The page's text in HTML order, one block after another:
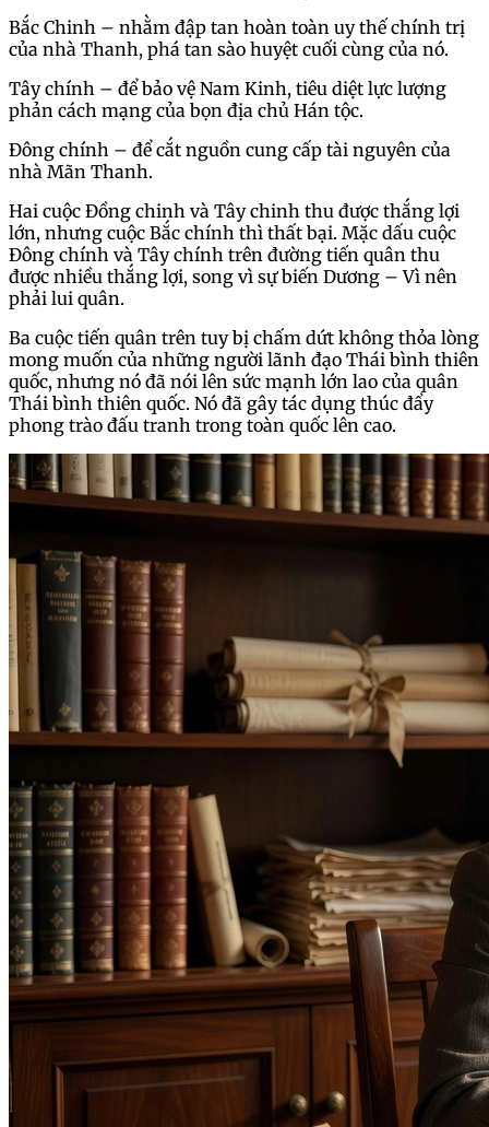
Bắc Chinh – nhằm đập tan hoàn toàn uy thế chính trị
của nhà Thanh, phá tan sào huyệt cuối cùng của nó.
Tây chính – để bảo vệ Nam Kinh, tiêu diệt lực lượng
phản cách mạng của bọn địa chủ Hán tộc.
Đông chính – để cắt nguồn cung cấp tài nguyên của
nhà Mãn Thanh.
Hai cuộc Đồng chinh và Tây chinh thu được thắng lợi
lớn, nhưng cuộc Bắc chính thì thất bại. Mặc dấu cuộc
Đông chính và Tây chính trên đường tiến quân thu
được nhiều thắng lợi, song vì sự biến Dương – Vì nên
phải lui quân.
Ba cuộc tiến quân trên tuy bị chấm dứt không thỏa lòng
mong muốn của những người lãnh đạo Thái bình thiên
quốc, nhưng nó đã nói lên sức mạnh lớn lao của quân
Thái bình thiên quốc. Nó đã gây tác dụng thúc đẩy
phong trào đấu tranh trong toàn quốc lên cao.